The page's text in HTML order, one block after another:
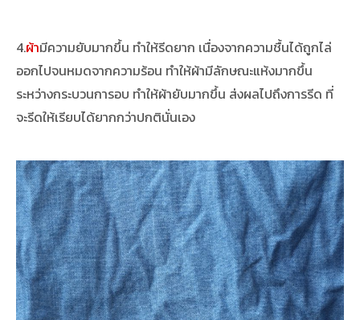
4.ผ้ามีความยับมากขึ้น ทำให้รีดยาก เนื่องจากความชื้นได้ถูกไล่
ออกไปจนหมดจากความร้อน ทำให้ผ้ามีลักษณะแห้งมากขึ้น
ระหว่างกระบวนการอบ ทำให้ผ้ายับมากขึ้น ส่งผลไปถึงการรีด ที่
จะรีดให้เรียบได้ยากกว่าปกตินั่นเอง